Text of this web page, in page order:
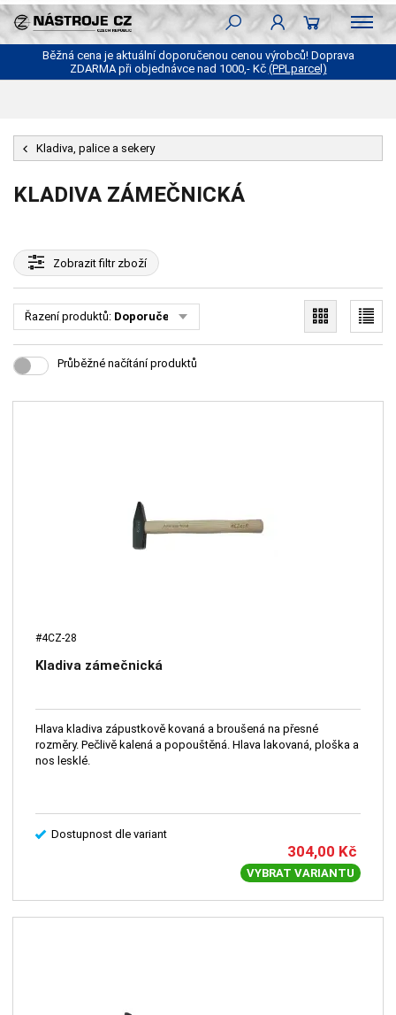
Běžná cena je aktuální doporučenou cenou výrobců! Doprava
ZDARMA při objednávce nad 1000,- Kč (PPLparcel)
Kladiva, palice a sekery
KLADIVA ZÁMEČNICKÁ
Zobrazitfiltr zboží
Řazení produktů: Doporučené
Průběžné načítání produktů
#4CZ-28
Kladiva zámečnická
Hlava kladiva zápustkově kovaná a broušená na přesné
rozměry. Pečlivě kalená a popouštěná. Hlava lakovaná, ploška a
nos lesklé.
Dostupnost dle variant
304,00 Kč
VYBRAT VARIANTU